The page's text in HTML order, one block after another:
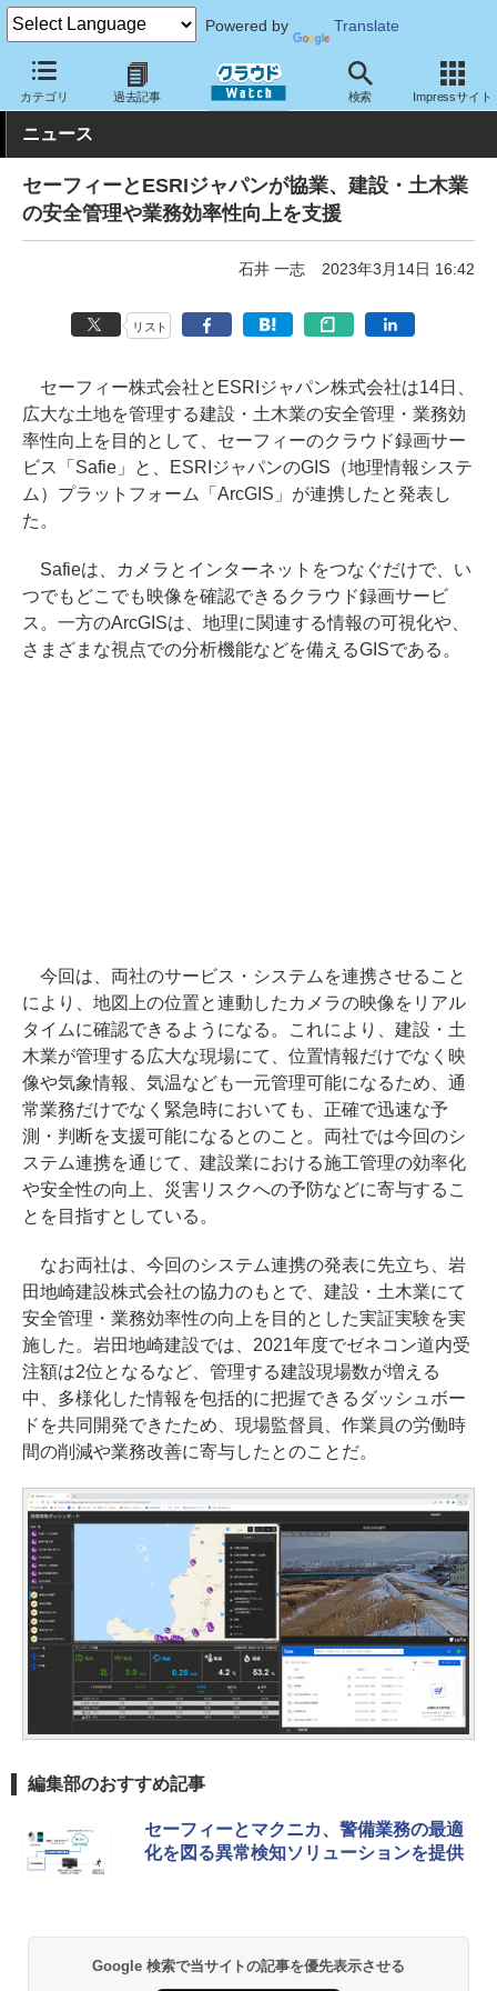
Powered by Translate
カテゴリ 過去記事 検索 Impressサイト
クラウド Watch トピック 協業・提携 国内
ニュース
セーフィーとESRIジャパンが協業、建設・土木業
の安全管理や業務効率性向上を支援
石井 一志 2023年3月14日 16:42
リスト
セーフィー株式会社とESRIジャパン株式会社は14日、
広大な土地を管理する建設・土木業の安全管理・業務効
率性向上を目的として、セーフィーのクラウド録画サー
ビス「Safie」と、ESRIジャパンのGIS（地理情報システ
ム）プラットフォーム「ArcGIS」が連携したと発表し
た。
Safieは、カメラとインターネットをつなぐだけで、い
つでもどこでも映像を確認できるクラウド録画サービ
ス。一方のArcGISは、地理に関連する情報の可視化や、
さまざまな視点での分析機能などを備えるGISである。
今回は、両社のサービス・システムを連携させること
により、地図上の位置と連動したカメラの映像をリアル
タイムに確認できるようになる。これにより、建設・土
木業が管理する広大な現場にて、位置情報だけでなく映
像や気象情報、気温なども一元管理可能になるため、通
常業務だけでなく緊急時においても、正確で迅速な予
測・判断を支援可能になるとのこと。両社では今回のシ
ステム連携を通じて、建設業における施工管理の効率化
や安全性の向上、災害リスクへの予防などに寄与するこ
とを目指すとしている。
なお両社は、今回のシステム連携の発表に先立ち、岩
田地崎建設株式会社の協力のもとで、建設・土木業にて
安全管理・業務効率性の向上を目的とした実証実験を実
施した。岩田地崎建設では、2021年度でゼネコン道内受
注額は2位となるなど、管理する建設現場数が増える
中、多様化した情報を包括的に把握できるダッシュボー
ドを共同開発できたため、現場監督員、作業員の労働時
間の削減や業務改善に寄与したとのことだ。
編集部のおすすめ記事
セーフィーとマクニカ、警備業務の最適
化を図る異常検知ソリューションを提供
Google 検索で当サイトの記事を優先表示させる